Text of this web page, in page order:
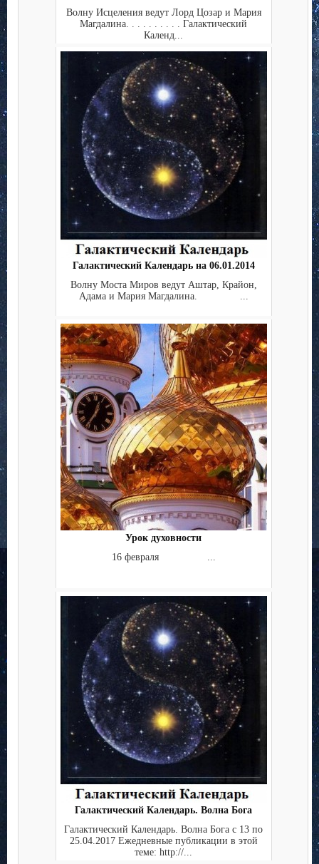
Волну Исцеления ведут Лорд Цозар и Мария
Магдалина. . . . . . . . . . Галактический
Календ...
Галактический Календарь на 06.01.2014
Волну Моста Миров ведут Аштар, Крайон,
Адама и Мария Магдалина. ...
Урок духовности
16 февраля ...
Галактический Календарь. Волна Бога
Галактический Календарь. Волна Бога с 13 по
25.04.2017 Ежедневные публикации в этой
теме: http://...